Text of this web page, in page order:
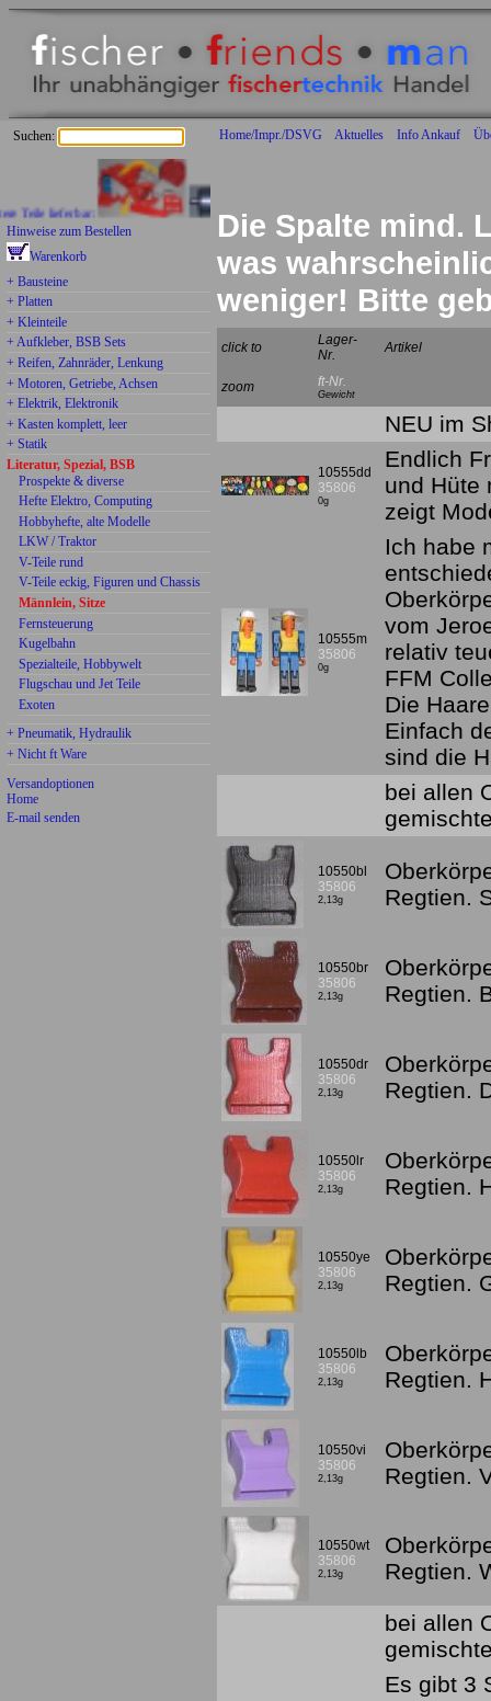
Home/Impr./DSVG Aktuelles Info Ankauf
Suchen:
lieferbar:
Hinweise zum Bestellen
Warenkorb
+ Bausteine
+ Platten
+ Kleinteile
+ Aufkleber, BSB Sets
+ Reifen, Zahnräder, Lenkung
+ Motoren, Getriebe, Achsen
+ Elektrik, Elektronik
+ Kasten komplett, leer
+ Statik
Literatur, Spezial, BSB
Prospekte & diverse
Hefte Elektro, Computing
Hobbyhefte, alte Modelle
LKW / Traktor
V-Teile rund
V-Teile eckig, Figuren und Chassis
Männlein, Sitze
Fernsteuerung
Kugelbahn
Spezialteile, Hobbywelt
Flugschau und Jet Teile
Exoten
+ Pneumatik, Hydraulik
+ Nicht ft Ware
Versandoptionen
Home
E-mail senden
Die Spalte mind.
was
weniger! Bitte
click to
Lager-
Nr.
Artikel
zoom ft-Nr.
Gewicht
NEU im
10555dd
35806
0g
Endlich
und Hüte
zeigt
10555m
35806
0g
Ich habe
vom
relativ
FFM
Die
Einfach
sind die
bei allen
10550bl
35806
2,13g
Regtien.
10550br
35806
2,13g
Regtien.
10550dr
35806
2,13g
Regtien.
10550lr
35806
2,13g
Regtien.
10550ye
35806
2,13g
Regtien.
10550lb
35806
2,13g
Regtien.
10550vi
35806
2,13g
Regtien.
10550wt
35806
2,13g
Regtien.
bei allen
Es gibt 3